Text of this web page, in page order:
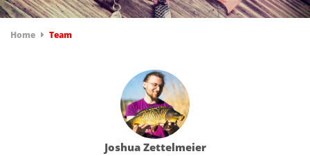
Home Team
Joshua Zettelmeier